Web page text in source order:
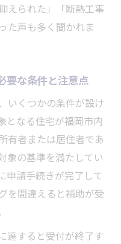
えられた」「断熱工事
た声も多く聞かれま
要な条件と注意点
いくつかの条件が設け
となる住宅が福岡市内
有者または居住者であ
象の基準を満たしてい
申請手続きが完了して
を間違えると補助が受
達すると受付が終了す